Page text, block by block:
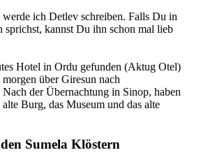
ich Detlev schreiben. Falls Du in
sprichst, kannst Du ihn schon mal lieb
Hotel in Ordu gefunden (Aktug Otel)
über Giresun nach
der Übernachtung in Sinop, haben
Burg, das Museum und das alte
Sumela Klöstern